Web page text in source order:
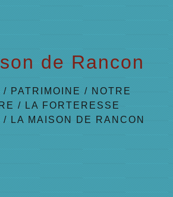
de Rancon
/ PATRIMOINE / NOTRE
/ LA FORTERESSE
/ LA MAISON DE RANCON